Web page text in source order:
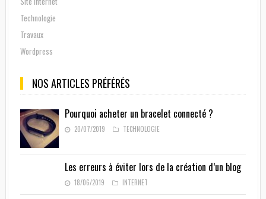
Technologie
Travaux
Wordpress
NOS ARTICLES PRÉFÉRÉS
Pourquoi acheter un bracelet connecté ?
20/07/2019 TECHNOLOGIE
Les erreurs à éviter lors de la création d’un blog
18/06/2019 INTERNET